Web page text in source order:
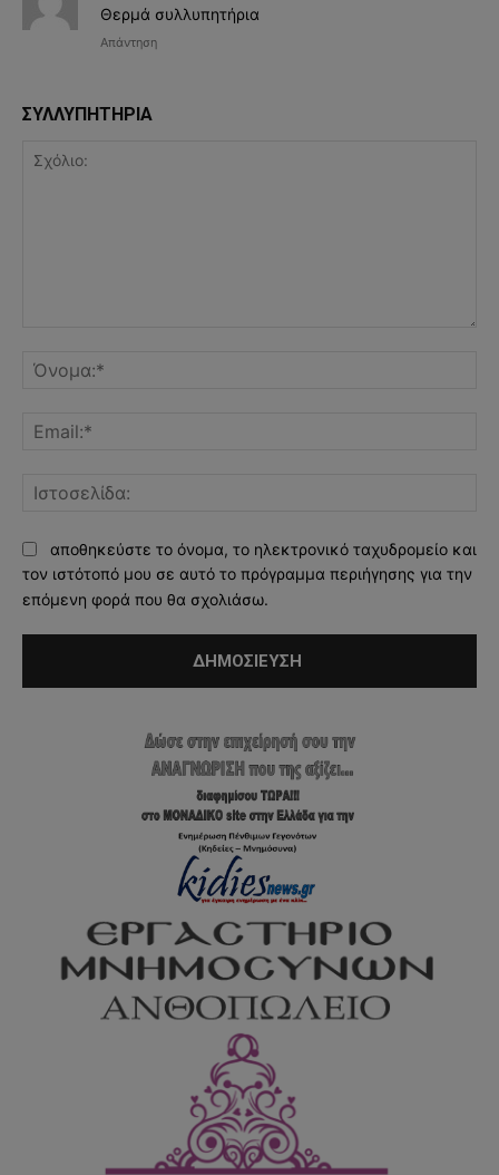
Θερμά συλλυπητήρια
Απάντηση
ΣΥΛΛΥΠΗΤΗΡΙΑ
αποθηκεύστε το όνομα, το ηλεκτρονικό ταχυδρομείο και
τον ιστότοπό μου σε αυτό το πρόγραμμα περιήγησης για την
επόμενη φορά που θα σχολιάσω.